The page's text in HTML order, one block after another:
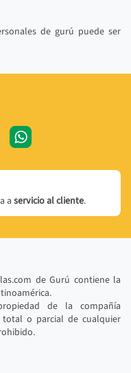
de gurú puede ser
aservicio al cliente.
de Gurú contiene la
de la compañía
total o parcial de cualquier